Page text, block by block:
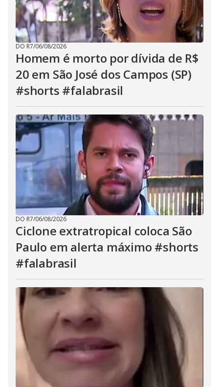
DO R7/06/08/2026
Homem é morto por dívida de R$
20 em São José dos Campos (SP)
#shorts #falabrasil
DO R7/06/08/2026
Ciclone extratropical coloca São
Paulo em alerta máximo #shorts
#falabrasil